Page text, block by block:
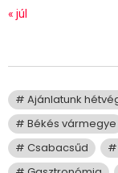
« júl
Ajánlatunk
Békés vármegye
Csabacsűd